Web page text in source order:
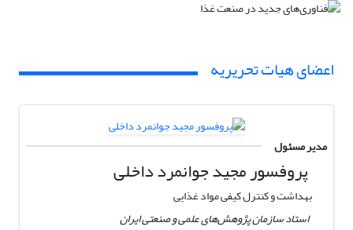
اعضای هیات تحریریه
مدیر مسئول
پروفسور ﻣﺠﯿﺪ ﺟﻮاﻧﻤﺮد داخلی
بهداشت و کنترل کیفی مواد غذایی
استاد سازمان پژوهش‌های علمی و صنعتی ایران